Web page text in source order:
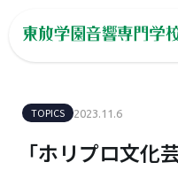
TOPICS 2023.11.6
「ホリプロ文化